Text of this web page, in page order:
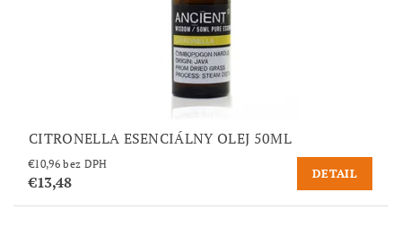
CITRONELLA ESENCIÁLNY OLEJ 50ML
€10,96 bez DPH
€13,48 DETAIL